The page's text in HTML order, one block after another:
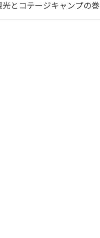
光とコテージキャンプの巻